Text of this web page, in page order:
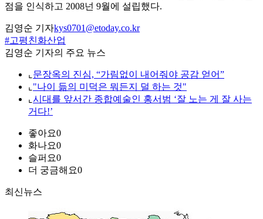
점을 인식하고 2008넌 9월에 설립했다.
김영순 기자kys0701@etoday.co.kr
#고평친화산업
김영순 기자의 주요 뉴스
⌞ 문장옥의 진심, “가림없이 내어줘야 공감 얻어”
⌞ "나이 듦의 미덕은 뭐든지 덜 하는 것"
⌞ 시대를 앞서간 종합예술인 홍서범 ‘잘 노는 게 잘 사는
거다!’
좋아요0
화나요0
슬퍼요0
더 궁금해요0
최신뉴스